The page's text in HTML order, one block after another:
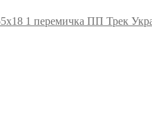
1 перемичка ПП Трек